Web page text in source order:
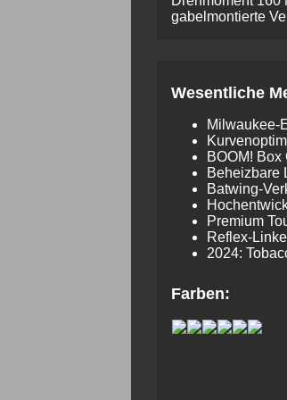
gabelmontierte
Wesentliche
Milwaukee-
BOOM! Box
Beheizbare
Batwing-
Premium
Reflex-
2024:
Farben: